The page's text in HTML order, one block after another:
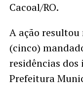
Cacoal/RO.
A ação
(cinco)
residências dos
Prefeitura